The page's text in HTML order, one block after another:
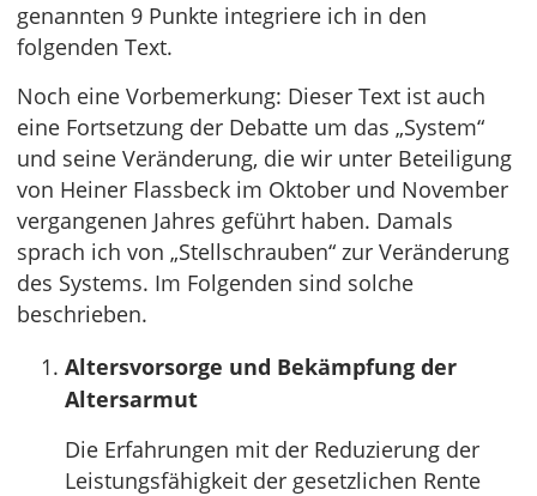
genannten 9 Punkte integriere ich in den
folgenden Text.
Noch eine Vorbemerkung: Dieser Text ist auch
eine Fortsetzung der Debatte um das „System“
und seine Veränderung, die wir unter Beteiligung
von Heiner Flassbeck im Oktober und November
vergangenen Jahres geführt haben. Damals
sprach ich von „Stellschrauben“ zur Veränderung
des Systems. Im Folgenden sind solche
beschrieben.
Altersvorsorge und Bekämpfung der
Altersarmut
Die Erfahrungen mit der Reduzierung der
Leistungsfähigkeit der gesetzlichen Rente